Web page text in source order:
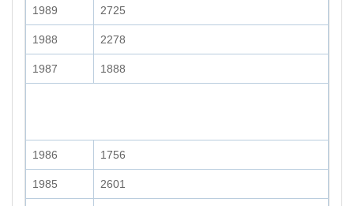
1989 2725
1988 2278
1987 1888
1986 1756
1985 2601